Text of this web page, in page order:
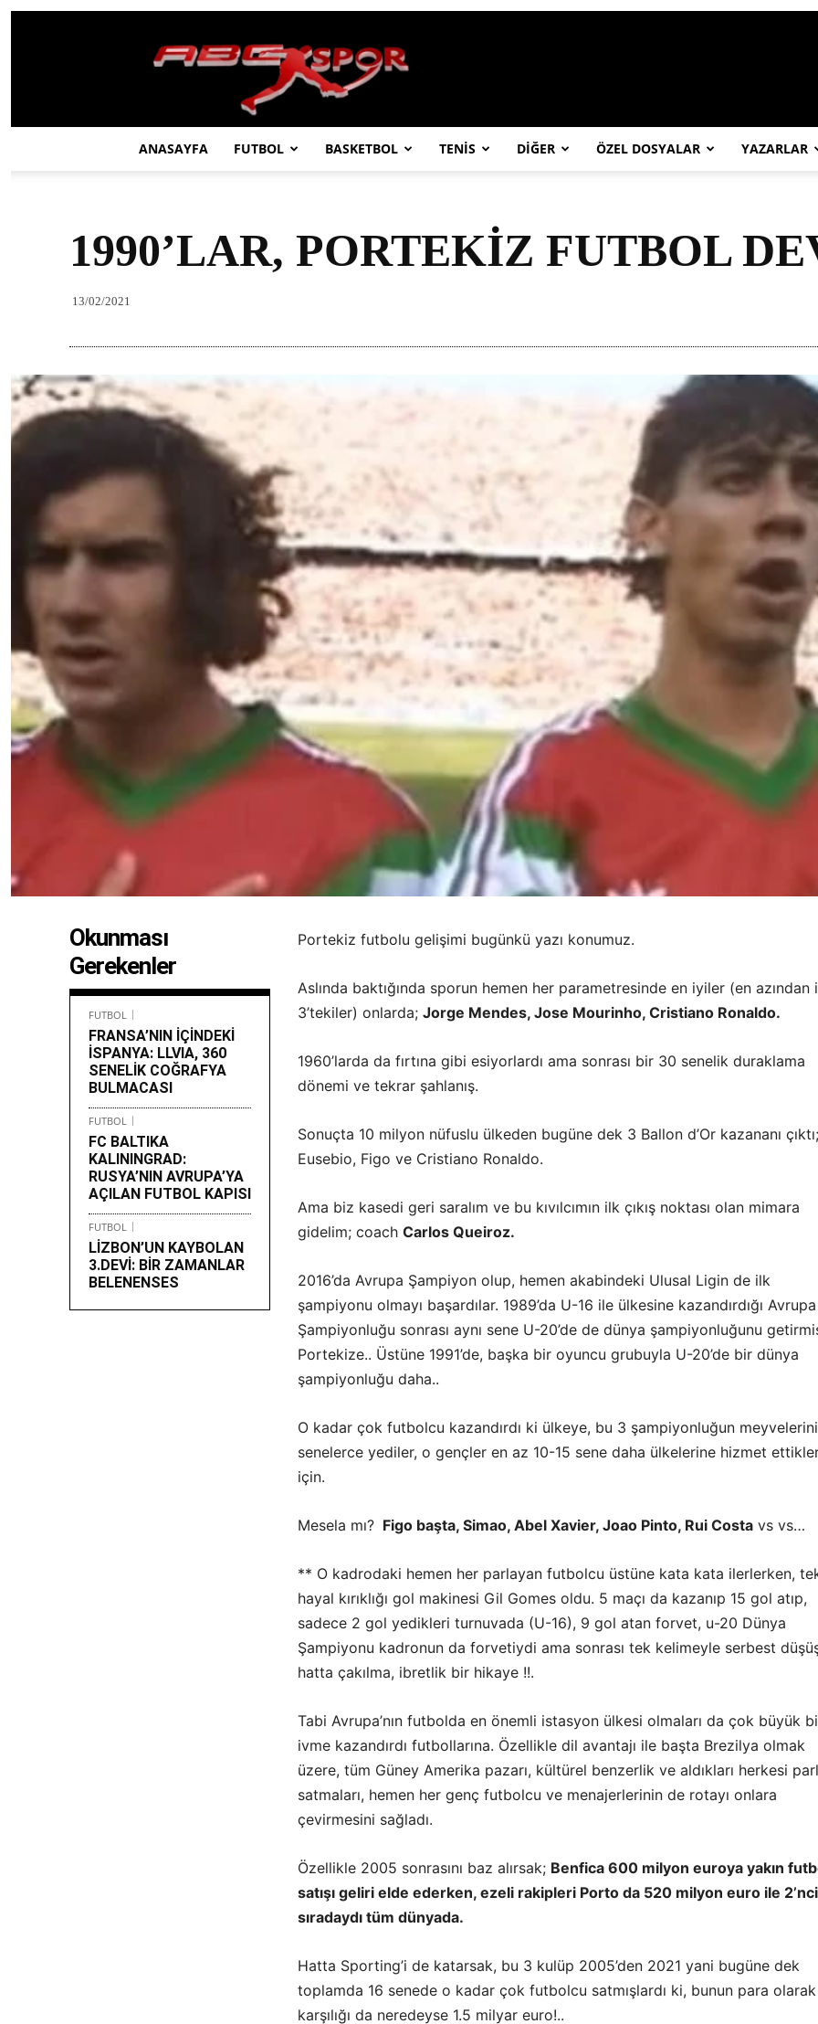
ABC
SPOR
ANASAYFA FUTBOL BASKETBOL TENİS DİĞER ÖZEL DOSYALAR YAZARLAR
1990’LAR, PORTEKİZ FUTBOL
13/02/2021
Okunması
Gerekenler
FUTBOL
FRANSA’NIN İÇİNDEKİ
İSPANYA: LLVIA, 360
SENELİK COĞRAFYA
BULMACASI
FUTBOL
FC BALTIKA
KALININGRAD:
RUSYA’NIN AVRUPA’YA
AÇILAN FUTBOL KAPISI
FUTBOL
LİZBON’UN KAYBOLAN
3.DEVİ: BİR ZAMANLAR
BELENENSES
Portekiz futbolu gelişimi bugünkü yazı konumuz.
Aslında baktığında sporun hemen her parametresinde en iyiler (en azından
3’tekiler) onlarda; Jorge Mendes, Jose Mourinho, Cristiano Ronaldo.
1960’larda da fırtına gibi esiyorlardı ama sonrası bir 30 senelik duraklama
dönemi ve tekrar şahlanış.
Sonuçta 10 milyon nüfuslu ülkeden bugüne dek 3 Ballon d’Or kazananı çıktı;
Eusebio, Figo ve Cristiano Ronaldo.
Ama biz kasedi geri saralım ve bu kıvılcımın ilk çıkış noktası olan mimara
gidelim; coach Carlos Queiroz.
2016’da Avrupa Şampiyon olup, hemen akabindeki Ulusal Ligin de ilk
şampiyonu olmayı başardılar. 1989’da U-16 ile ülkesine kazandırdığı Avrupa
Şampiyonluğu sonrası aynı sene U-20’de de dünya şampiyonluğunu
Portekize.. Üstüne 1991’de, başka bir oyuncu grubuyla U-20’de bir dünya
şampiyonluğu daha..
O kadar çok futbolcu kazandırdı ki ülkeye, bu 3 şampiyonluğun meyvelerini
senelerce yediler, o gençler en az 10-15 sene daha ülkelerine hizmet
için.
Mesela mı? Figo başta, Simao, Abel Xavier, Joao Pinto, Rui Costa vs vs…
** O kadrodaki hemen her parlayan futbolcu üstüne kata kata ilerlerken,
hayal kırıklığı gol makinesi Gil Gomes oldu. 5 maçı da kazanıp 15 gol atıp,
sadece 2 gol yedikleri turnuvada (U-16), 9 gol atan forvet, u-20 Dünya
Şampiyonu kadronun da forvetiydi ama sonrası tek kelimeyle serbest
hatta çakılma, ibretlik bir hikaye !!.
Tabi Avrupa’nın futbolda en önemli istasyon ülkesi olmaları da çok büyük
ivme kazandırdı futbollarına. Özellikle dil avantajı ile başta Brezilya olmak
üzere, tüm Güney Amerika pazarı, kültürel benzerlik ve aldıkları herkesi
satmaları, hemen her genç futbolcu ve menajerlerinin de rotayı onlara
çevirmesini sağladı.
Özellikle 2005 sonrasını baz alırsak; Benfica 600 milyon euroya yakın
satışı geliri elde ederken, ezeli rakipleri Porto da 520 milyon euro ile 2’nci
sıradaydı tüm dünyada.
Hatta Sporting’i de katarsak, bu 3 kulüp 2005’den 2021 yani bugüne dek
toplamda 16 senede o kadar çok futbolcu satmışlardı ki, bunun para olarak
karşılığı da neredeyse 1.5 milyar euro!..